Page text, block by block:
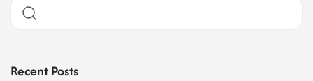
Recent Posts